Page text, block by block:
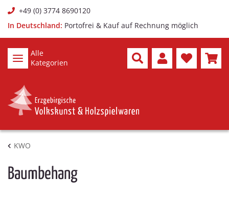
+49 (0) 3774 8690120
In Deutschland: Portofrei & Kauf auf Rechnung möglich
Alle
Kategorien
KWO
Baumbehang